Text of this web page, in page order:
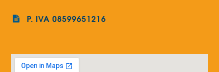
P. IVA 08599651216